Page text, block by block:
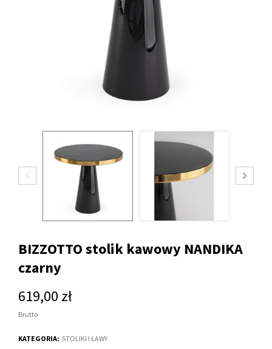
BIZZOTTO stolik kawowy NANDIKA
czarny
619,00 zł
Brutto
KATEGORIA: STOLIKI I ŁAWY